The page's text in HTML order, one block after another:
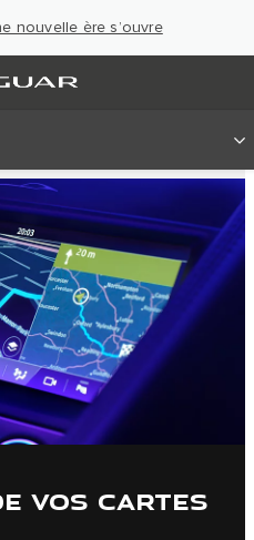
nouvelle ère s’ouvre
VOS CARTES